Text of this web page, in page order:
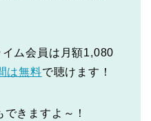
ム会員は月額1,080
は無料で聴けます！
きますよ～！